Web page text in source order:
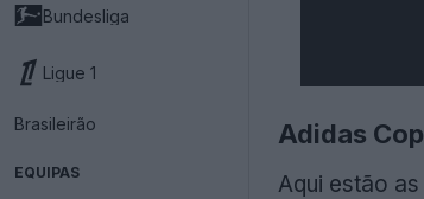
Bundesliga
Ligue 1
Brasileirão
EQUIPAS
Adidas
Aqui estão